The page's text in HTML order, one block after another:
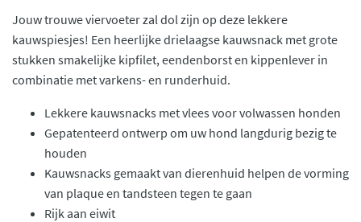
Jouw trouwe viervoeter zal dol zijn op deze lekkere
kauwspiesjes! Een heerlijke drielaagse kauwsnack met grote
stukken smakelijke kipfilet, eendenborst en kippenlever in
combinatie met varkens- en runderhuid.
Lekkere kauwsnacks met vlees voor volwassen honden
Gepatenteerd ontwerp om uw hond langdurig bezig te
houden
Kauwsnacks gemaakt van dierenhuid helpen de vorming
van plaque en tandsteen tegen te gaan
Rijk aan eiwit